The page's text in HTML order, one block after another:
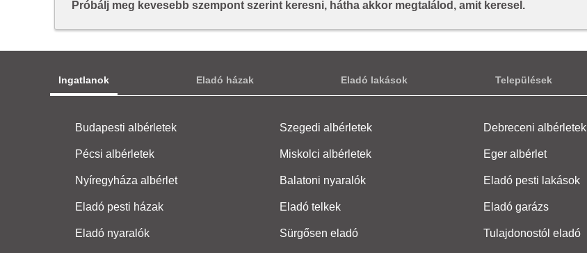
Próbálj meg kevesebb szempont szerint keresni, hátha akkor megtalálod, amit keresel.
Ingatlanok Eladó házak Eladó lakások Települések
Budapesti albérletek Szegedi albérletek Debreceni albérletek
Pécsi albérletek Miskolci albérletek Eger albérlet
Nyíregyháza albérlet Balatoni nyaralók Eladó pesti lakások
Eladó pesti házak Eladó telkek Eladó garázs
Eladó nyaralók Sürgősen eladó Tulajdonostól eladó